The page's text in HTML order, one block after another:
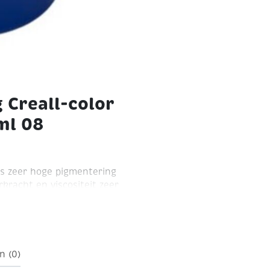
Creall-color
08
zeer hoge pigmentering
en viscositeit zeer
(0)